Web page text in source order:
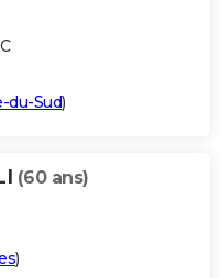
du-Sud)
(60 ans)
)